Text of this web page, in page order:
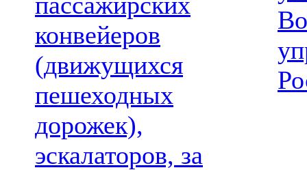
конвейеров
(движущихся
пешеходных
дорожек),
эскалаторов, за